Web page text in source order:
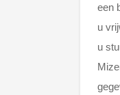
een
u
u